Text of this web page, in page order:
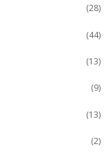
(28)
(44)
(13)
(9)
(13)
(2)